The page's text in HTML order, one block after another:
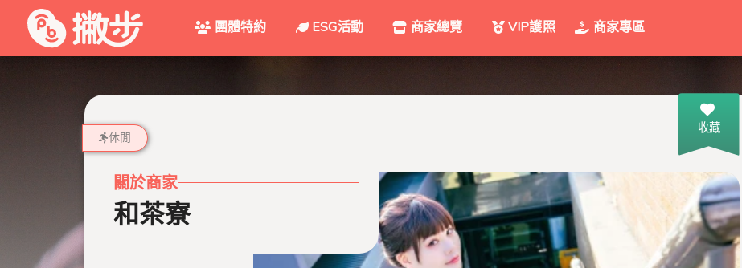
團體特約 ESG活動 商家總覽 VIP護照 商家專區
收藏
休閒
關於商家
和茶寮